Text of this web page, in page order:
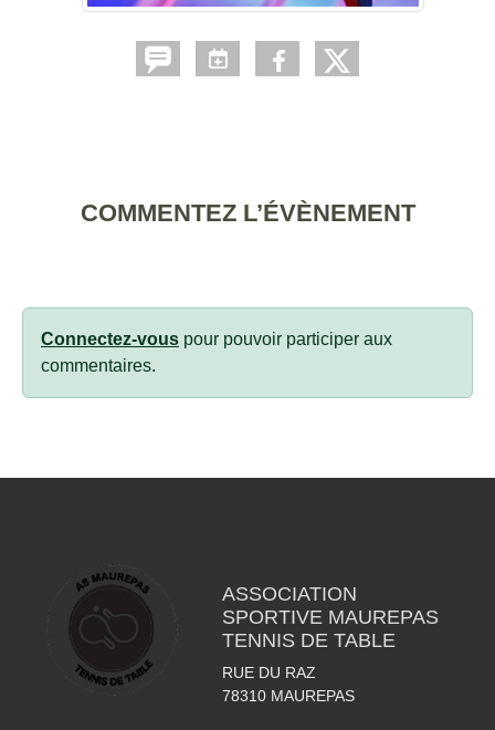
COMMENTEZ L’ÉVÈNEMENT
Connectez-vous pour pouvoir participer aux
commentaires.
ASSOCIATION
SPORTIVE MAUREPAS
TENNIS DE TABLE
RUE DU RAZ
78310 MAUREPAS